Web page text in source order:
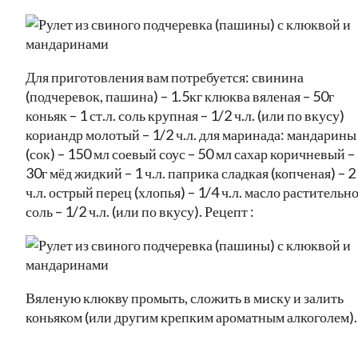
Для приготовления вам потребуется: свинина
(подчеревок, пашина) – 1.5кг клюква вяленая – 50г
коньяк – 1 ст.л. соль крупная – 1/2 ч.л. (или по вкусу)
кориандр молотый – 1/2 ч.л. для маринада: мандарины
(сок) – 150 мл соевый соус – 50 мл сахар коричневый –
30г мёд жидкий – 1 ч.л. паприка сладкая (копченая) – 2
ч.л. острый перец (хлопья) – 1/4 ч.л. масло
соль – 1/2 ч.л. (или по вкусу). Рецепт :
Вяленую клюкву промыть, сложить в миску и залить
коньяком (или другим крепким ароматным алкоголем).